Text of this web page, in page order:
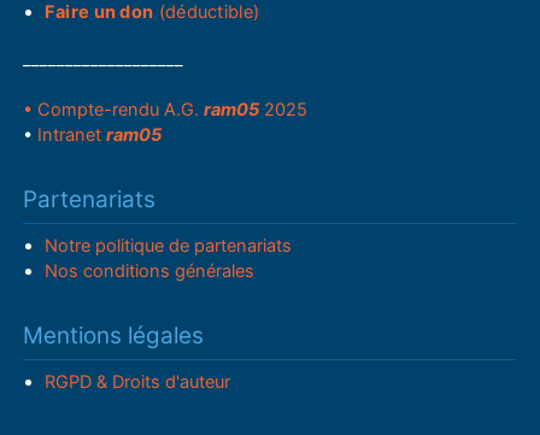
Faire un don (déductible)
• Compte-rendu A.G.ram05 2025
• Intranetram05
Partenariats
Notre politique de partenariats
Nos conditions générales
Mentions légales
RGPD & Droits d'auteur